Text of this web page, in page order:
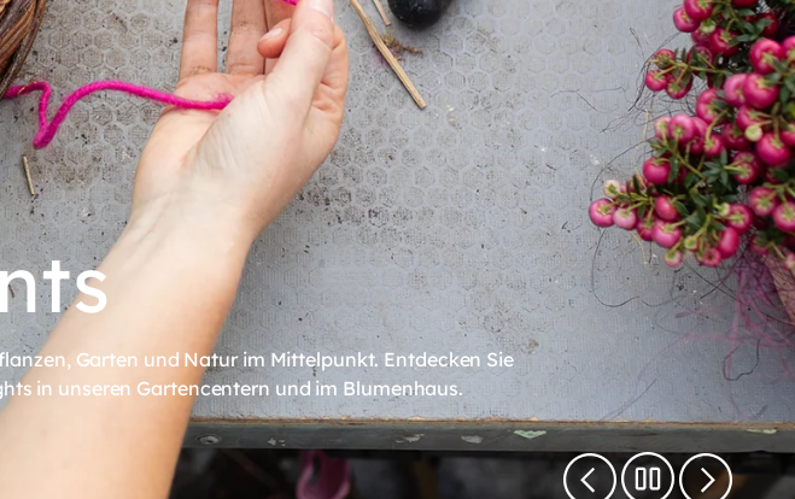
Garten und Natur im Mittelpunkt. Entdecken Sie
in unseren Gartencentern und im Blumenhaus.